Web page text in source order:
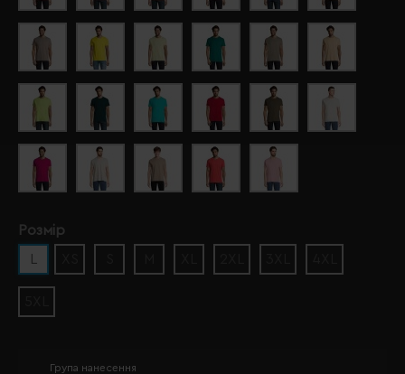
Розмір
Група нанесення